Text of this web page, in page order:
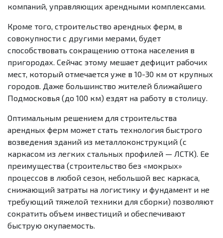
компаний, управляющих арендными комплексами.
Кроме того, строительство арендных ферм, в
совокупности с другими мерами, будет
способствовать сокращению оттока населения в
пригородах. Сейчас этому мешает дефицит рабочих
мест, который отмечается уже в 10-30 км от крупных
городов. Даже большинство жителей ближайшего
Подмосковья (до 100 км) ездят на работу в столицу.
Оптимальным решением для строительства
арендных ферм может стать технология быстрого
возведения зданий из металлоконструкций (с
каркасом из легких стальных профилей — ЛСТК). Ее
преимущества (строительство без «мокрых»
процессов в любой сезон, небольшой вес каркаса,
снижающий затраты на логистику и фундамент и не
требующий тяжелой техники для сборки) позволяют
сократить объем инвестиций и обеспечивают
быструю окупаемость.